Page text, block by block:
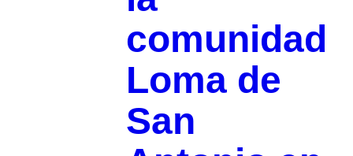
comunidad
Loma de
San